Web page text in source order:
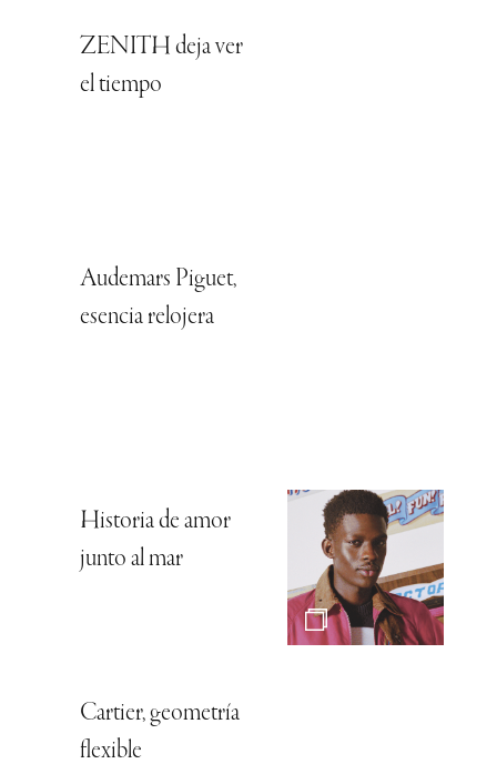
ZENITH deja ver
el tiempo
Audemars Piguet,
esencia relojera
Historia de amor
junto al mar
Cartier, geometría
flexible